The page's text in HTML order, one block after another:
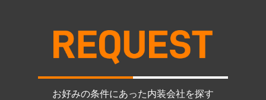
お好みの条件にあった内装会社を探す